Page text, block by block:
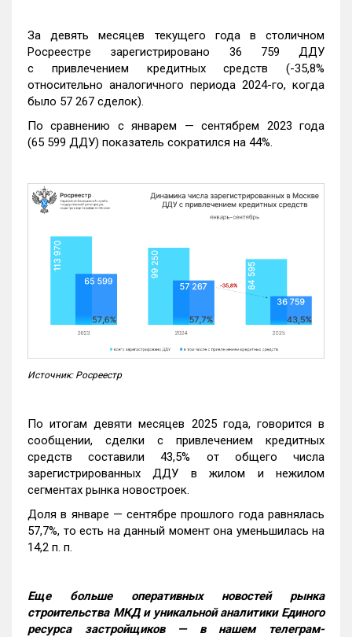
За девять месяцев текущего года в столичном
Росреестре зарегистрировано 36 759 ДДУ
с привлечением кредитных средств (-35,8%
относительно аналогичного периода 2024-го, когда
было 57 267 сделок).
По сравнению с январем — сентябрем 2023 года
(65 599 ДДУ) показатель сократился на 44%.
Источник: Росреестр
По итогам девяти месяцев 2025 года, говорится в
сообщении, сделки с привлечением кредитных
средств составили 43,5% от общего числа
зарегистрированных ДДУ в жилом и нежилом
сегментах рынка новостроек.
Доля в январе — сентябре прошлого года равнялась
57,7%, то есть на данный момент она уменьшилась на
14,2 п. п.
Еще больше оперативных новостей рынка
строительства МКД и уникальной аналитики Единого
ресурса застройщиков — в нашем телеграм-